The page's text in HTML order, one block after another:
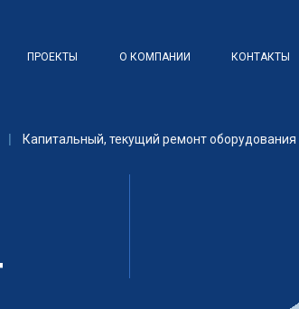
ПРОЕКТЫ О КОМПАНИИ КОНТАКТЫ
Капитальный, текущий ремонт